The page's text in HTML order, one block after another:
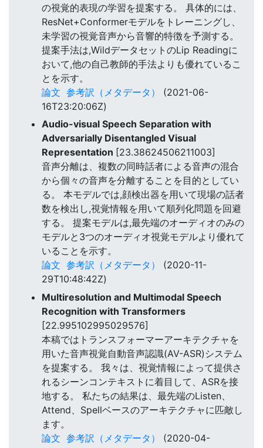
の視覚的表現の学習を提案する。 具体的には、
ResNet+Conformerモデルをトレーニングし、
未学習の視覚音声から音響的特徴を予測する。
提案手法は,WildデータセットのLip Readingに
おいて,他の自己教師的手法よりも優れているこ
とを示す。
論文 参考訳（メタデータ）
(2021-06-
16T23:20:06Z)
Audio-visual Speech Separation with
Adversarially Disentangled Visual
Representation [23.38624506211003]
音声分離は、複数の同時話者による音声の混合
から個々の音声を分離することを目的としてい
る。 本モデルでは,顔検出器を用いて現場の話者
数を検出し,視覚情報を用いて順列化問題を回避
する。 提案モデルは,最先端のオーディオのみの
モデルと3つのオーディオ視覚モデルより優れて
いることを示す。
論文 参考訳（メタデータ）
(2020-11-
29T10:48:42Z)
Multiresolution and Multimodal Speech
Recognition with Transformers
[22.995102995029576]
本稿ではトランスフォーマーアーキテクチャを
用いた音声視覚自動音声認識(AV-ASR)システム
を提案する。 我々は、視覚情報によって提供さ
れるシーンコンテキストに着目して、ASRを接
地する。 私たちの結果は、最先端のListen、
Attend、Spellベースのアーキテクチャに匹敵し
ます。
論文 参考訳（メタデータ）
(2020-04-